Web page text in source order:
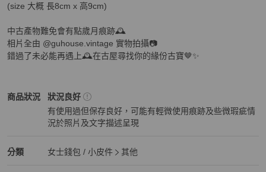
(size 大概 長8cm x 高9cm)
中古產物難免會有點歲月痕跡🕰
相片全由 @guhouse.vintage 實物拍攝📷
錯過了未必能再遇上🕰在古屋尋找你的緣份古寶🤎✨
商品狀況
Chanel女士錢包 / 小皮件
狀況良好
有使用過但保存良好，可能有輕微使用痕跡及些微瑕疵情
況於照片及文字描述呈現
分類
Chanel 女士錢包 / 小皮件分類資訊
女士錢包 / 小皮件
其他